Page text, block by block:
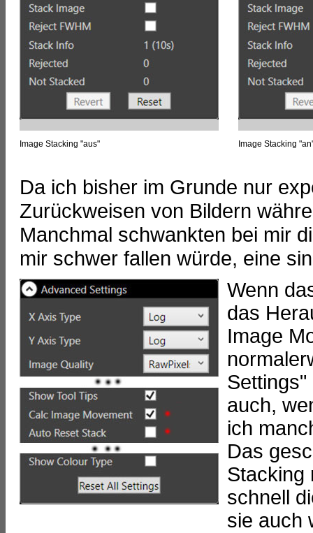
Image Stacking "aus" Image Stacking
Da ich bisher im Grunde nur
Zurückweisen von Bildern
Manchmal schwankten bei mir
mir schwer fallen würde, eine
Wenn
das
Image
auch,
ich
Das
Stacking
schnell
sie auch